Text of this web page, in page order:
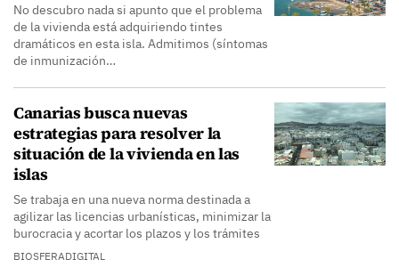
No descubro nada si apunto que el problema
de la vivienda está adquiriendo tintes
dramáticos en esta isla. Admitimos (síntomas
de inmunización…
Canarias busca nuevas
estrategias para resolver la
situación de la vivienda en las
islas
Se trabaja en una nueva norma destinada a
agilizar las licencias urbanísticas, minimizar la
burocracia y acortar los plazos y los trámites
BIOSFERADIGITAL